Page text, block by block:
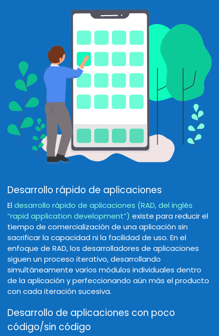
Desarrollo rápido de aplicaciones
Eldesarrollo rápido de aplicaciones (RAD, del inglés
“rapid application development”) existe para reducir el
tiempo de comercialización de una aplicación sin
sacrificar la capacidad ni la facilidad de uso. En el
enfoque de RAD, los desarrolladores de aplicaciones
siguen un proceso iterativo, desarrollando
simultáneamente varios módulos individuales dentro
de la aplicación y perfeccionando aún más el producto
con cada iteración sucesiva.
Desarrollo de aplicaciones con poco
código/sin código